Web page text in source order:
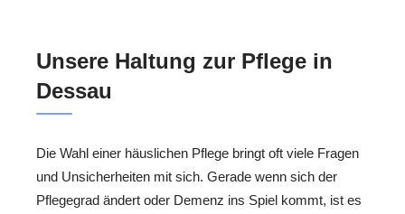
Unsere Haltung zur Pflege in
Dessau
Die Wahl einer häuslichen Pflege bringt oft viele Fragen
und Unsicherheiten mit sich. Gerade wenn sich der
Pflegegrad ändert oder Demenz ins Spiel kommt, ist es